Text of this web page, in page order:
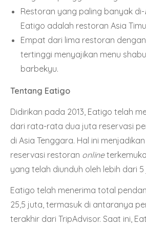
Restoran yang paling banyak di-
Eatigo adalah restoran Asia
Empat dari lima restoran
tertinggi menyajikan menu
barbekyu.
Tentang Eatigo
Didirikan pada 2013, Eatigo telah
dari rata-rata dua juta reservasi
di Asia Tenggara. Hal ini
reservasi restoran online
yang telah diunduh oleh lebih dari
Eatigo telah menerima total
25,5 juta, termasuk di antaranya
terakhir dari TripAdvisor. Saat ini,